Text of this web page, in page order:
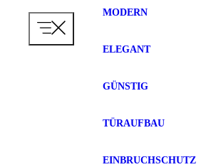
MODERN
ELEGANT
GÜNSTIG
TÜRAUFBAU
EINBRUCHSCHUTZ